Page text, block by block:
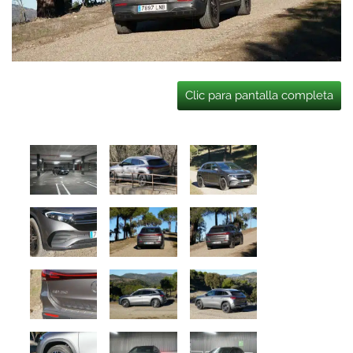
Clic para pantalla completa